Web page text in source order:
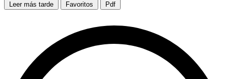
Leer más tarde Favoritos Pdf